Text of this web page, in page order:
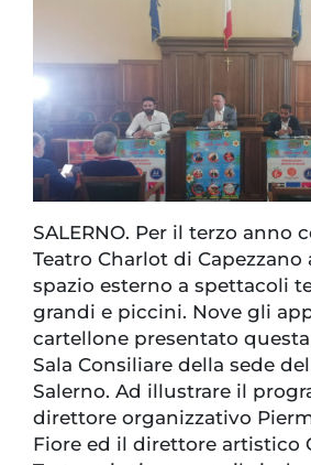
SALERNO. Per il terzo anno
Teatro Charlot di Capezzano
spazio esterno a spettacoli
grandi e piccini. Nove gli
cartellone presentato
Sala Consiliare della sede
Salerno. Ad illustrare il
direttore organizzativo
Fiore ed il direttore artistico